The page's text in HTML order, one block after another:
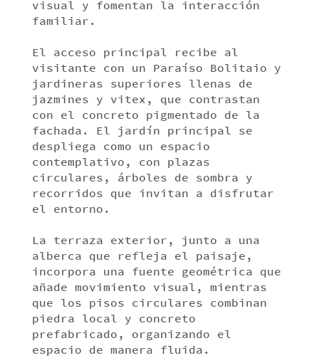
visual y fomentan la interacción
familiar.
El acceso principal recibe al
visitante con un Paraíso Bolitaio y
jardineras superiores llenas de
jazmines y vitex, que contrastan
con el concreto pigmentado de la
fachada. El jardín principal se
despliega como un espacio
contemplativo, con plazas
circulares, árboles de sombra y
recorridos que invitan a disfrutar
el entorno.
La terraza exterior, junto a una
alberca que refleja el paisaje,
incorpora una fuente geométrica que
añade movimiento visual, mientras
que los pisos circulares combinan
piedra local y concreto
prefabricado, organizando el
espacio de manera fluida.